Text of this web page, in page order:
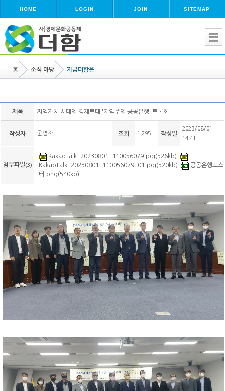
HOME LOGIN JOIN SITEMAP
홈 소식 마당 지금더함은
제목 지역자치 시대의 경제토대 '지역주의 공공은행' 토론회
작성자 운영자 조회 1,295 작성일
2023/08/01
14:41
첨부파일(3)
KakaoTalk_20230801_110056079.jpg(526kb)
KakaoTalk_20230801_110056079_01.jpg(520kb)
공공은행포스
터.png(540kb)